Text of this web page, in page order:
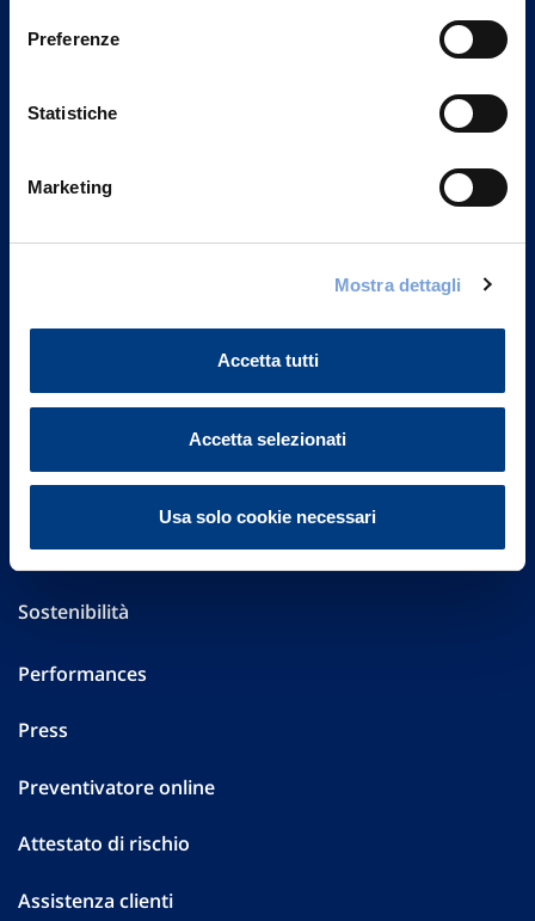
Preferenze
Statistiche
Marketing
Mostra dettagli
Accetta tutti
Accetta selezionati
Usa solo cookie necessari
Vittoria Assicurazioni S.p.A.
Part. IVA 01329510158
FAQ
Altre informazioni
Sostenibilità
Performances
Press
Preventivatore online
Attestato di rischio
Assistenza clienti